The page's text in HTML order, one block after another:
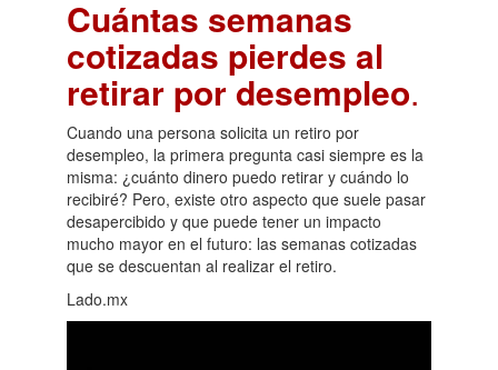
Cuántas semanas
cotizadas pierdes al
retirar por desempleo.
Cuando una persona solicita un retiro por
desempleo, la primera pregunta casi siempre es la
misma: ¿cuánto dinero puedo retirar y cuándo lo
recibiré? Pero, existe otro aspecto que suele pasar
desapercibido y que puede tener un impacto
mucho mayor en el futuro: las semanas cotizadas
que se descuentan al realizar el retiro.
Lado.mx